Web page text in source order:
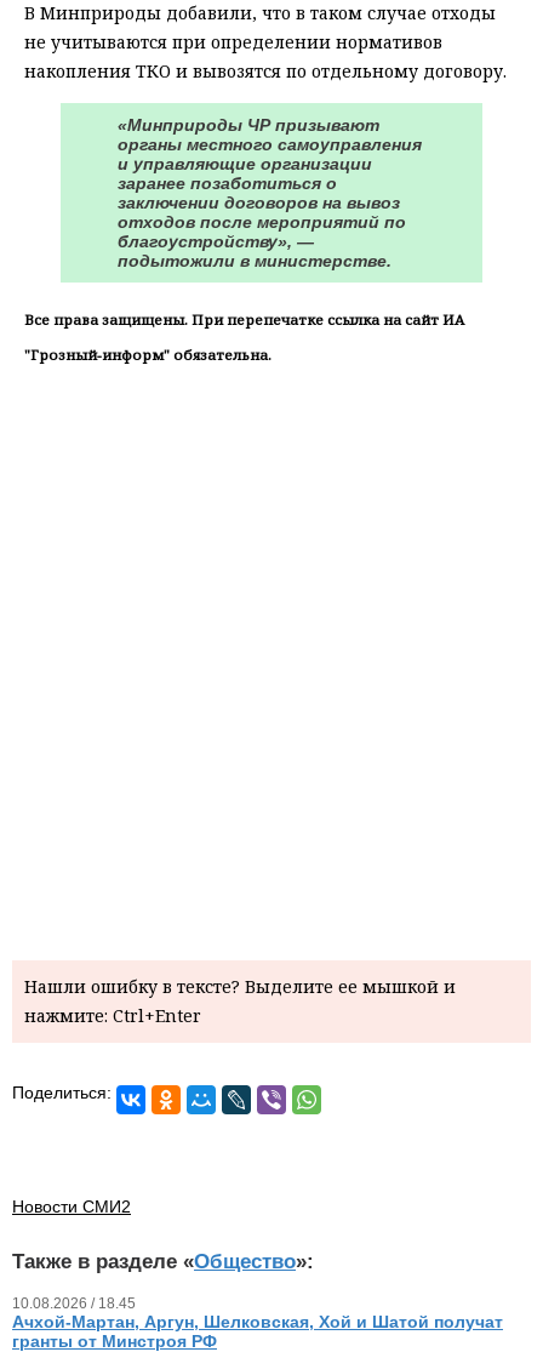
В Минприроды добавили, что в таком случае отходы
не учитываются при определении нормативов
накопления ТКО и вывозятся по отдельному договору.
«Минприроды ЧР призывают
органы местного самоуправления
и управляющие организации
заранее позаботиться о
заключении договоров на вывоз
отходов после мероприятий по
благоустройству», —
подытожили в министерстве.
Все права защищены. При перепечатке ссылка на сайт ИА
"Грозный-информ" обязательна.
Нашли ошибку в тексте? Выделите ее мышкой и
нажмите: Ctrl+Enter
Поделиться:
Новости СМИ2
Также в разделе «Общество»:
10.08.2026 / 18.45
Ачхой-Мартан, Аргун, Шелковская, Хой и Шатой получат
гранты от Минстроя РФ